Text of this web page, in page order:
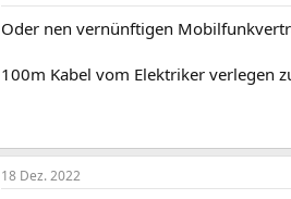
i
n
e
Oder nen vernünftigen
100m Kabel vom Elektriker verlegen
18 Dez. 2022